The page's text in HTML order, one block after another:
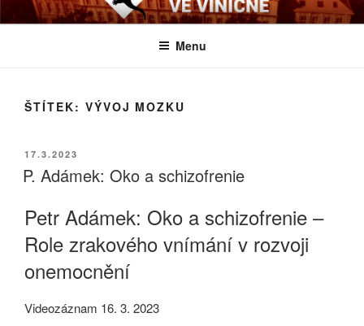
k
BIOLOGICKÉ ČTVRTKY VE
Určeno všem zájemcům o evoluci a obecnější biologická témata
Menu
ŠTÍTEK: VÝVOJ MOZKU
PUBLIKOVÁNO
17.3.2023
P. Adámek: Oko a schizofrenie
Petr Adámek: Oko a schizofrenie –
Role zrakového vnímání v rozvoji
onemocnění
Videozáznam 16. 3. 2023